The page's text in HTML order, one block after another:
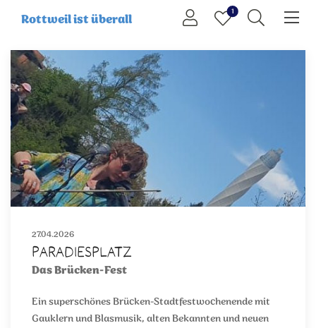
Rottweil ist überall 1
27.04.2026
Paradiesplatz
Das Brücken-Fest
Ein superschönes Brücken-Stadtfestwochenende mit
Gauklern und Blasmusik, alten Bekannten und neuen